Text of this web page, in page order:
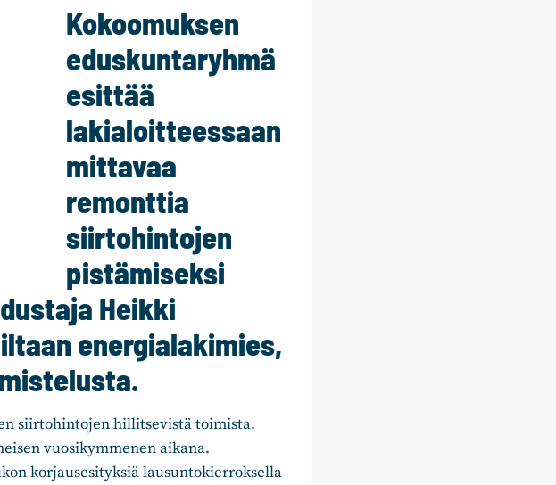
Kokoomuksen
eduskuntaryhmä
esittää
lakialoitteessaan
mittavaa
remonttia
siirtohintojen
pistämiseksi
Heikki
energialakimies,
siirtohintojen hillitsevistä toimista.
vuosikymmenen aikana.
korjausesityksiä lausuntokierroksella